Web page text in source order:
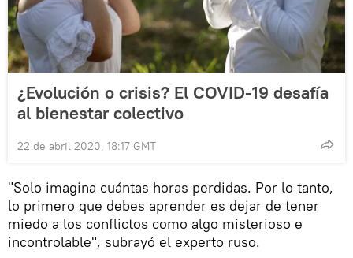
¿Evolución o crisis? El COVID-19 desafía
al bienestar colectivo
22 de abril 2020, 18:17 GMT
"Solo imagina cuántas horas perdidas. Por lo tanto,
lo primero que debes aprender es dejar de tener
miedo a los conflictos como algo misterioso e
incontrolable", subrayó el experto ruso.